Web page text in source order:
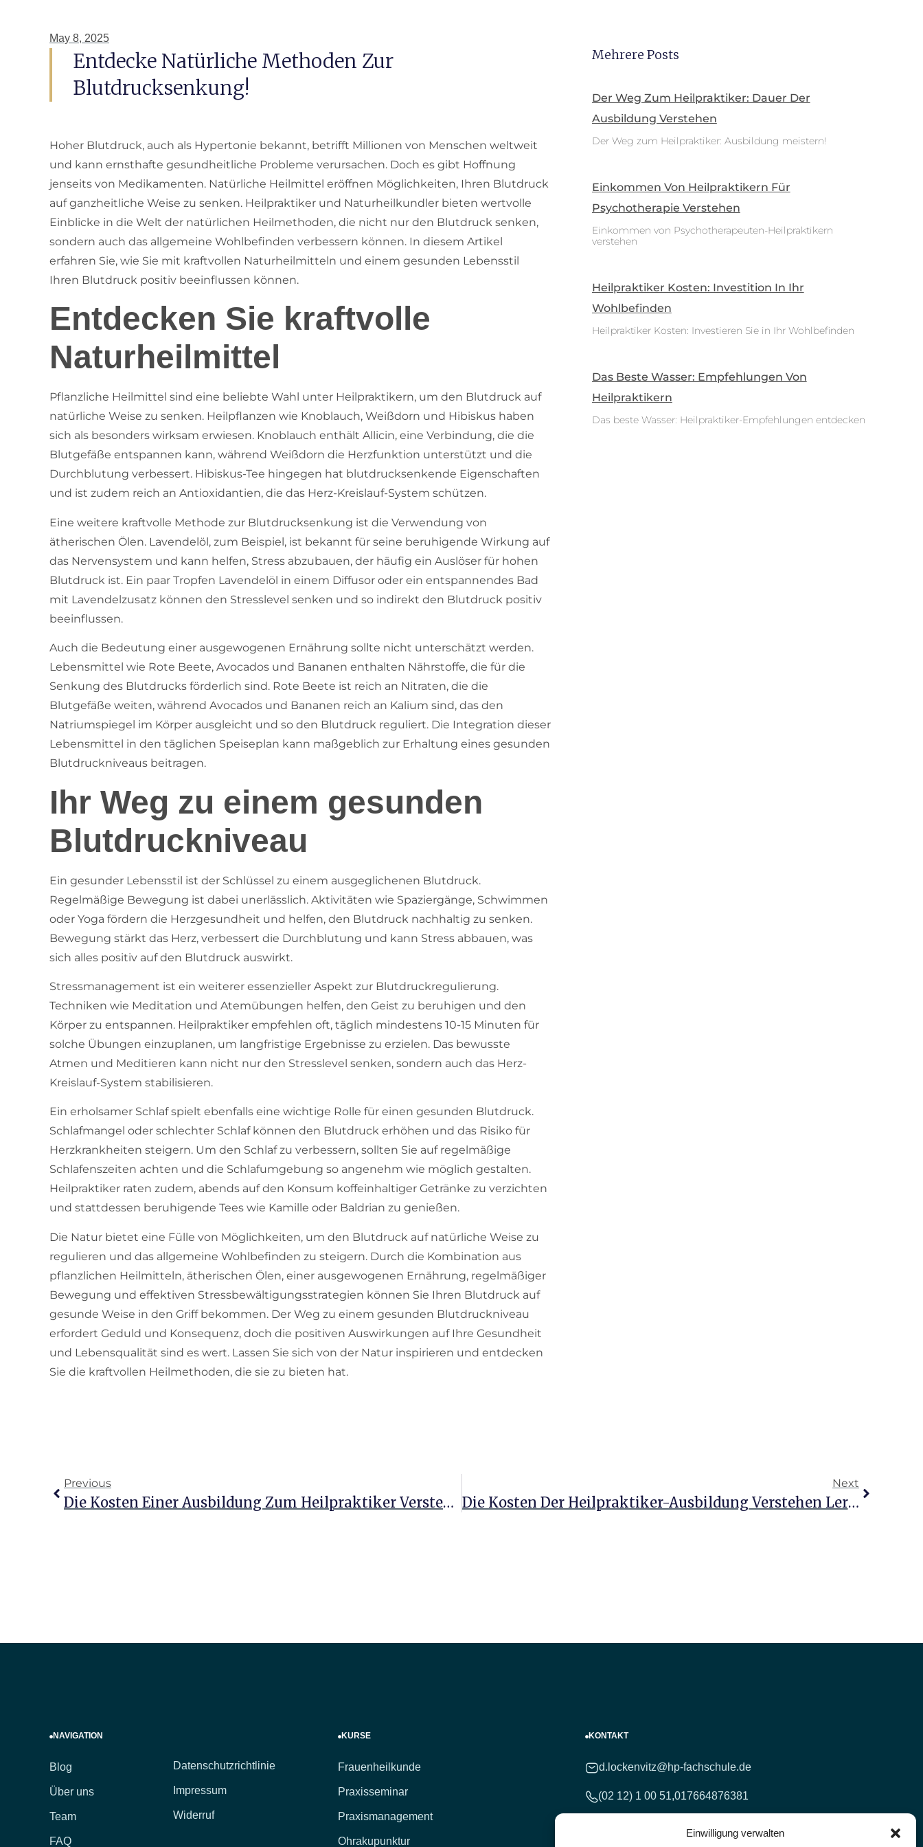
Einwilligung verwalten
May 8, 2025
Entdecke Natürliche Methoden Zur
Blutdrucksenkung!
Hoher Blutdruck, auch als Hypertonie bekannt, betrifft Millionen von Menschen weltweit
und kann ernsthafte gesundheitliche Probleme verursachen. Doch es gibt Hoffnung
jenseits von Medikamenten. Natürliche Heilmittel eröffnen Möglichkeiten, Ihren Blutdruck
auf ganzheitliche Weise zu senken. Heilpraktiker und Naturheilkundler bieten wertvolle
Einblicke in die Welt der natürlichen Heilmethoden, die nicht nur den Blutdruck senken,
sondern auch das allgemeine Wohlbefinden verbessern können. In diesem Artikel
erfahren Sie, wie Sie mit kraftvollen Naturheilmitteln und einem gesunden Lebensstil
Ihren Blutdruck positiv beeinflussen können.
Entdecken Sie kraftvolle
Naturheilmittel
Pflanzliche Heilmittel sind eine beliebte Wahl unter Heilpraktikern, um den Blutdruck auf
natürliche Weise zu senken. Heilpflanzen wie Knoblauch, Weißdorn und Hibiskus haben
sich als besonders wirksam erwiesen. Knoblauch enthält Allicin, eine Verbindung, die die
Blutgefäße entspannen kann, während Weißdorn die Herzfunktion unterstützt und die
Durchblutung verbessert. Hibiskus-Tee hingegen hat blutdrucksenkende Eigenschaften
und ist zudem reich an Antioxidantien, die das Herz-Kreislauf-System schützen.
Eine weitere kraftvolle Methode zur Blutdrucksenkung ist die Verwendung von
ätherischen Ölen. Lavendelöl, zum Beispiel, ist bekannt für seine beruhigende Wirkung auf
das Nervensystem und kann helfen, Stress abzubauen, der häufig ein Auslöser für hohen
Blutdruck ist. Ein paar Tropfen Lavendelöl in einem Diffusor oder ein entspannendes Bad
mit Lavendelzusatz können den Stresslevel senken und so indirekt den Blutdruck positiv
beeinflussen.
Auch die Bedeutung einer ausgewogenen Ernährung sollte nicht unterschätzt werden.
Lebensmittel wie Rote Beete, Avocados und Bananen enthalten Nährstoffe, die für die
Senkung des Blutdrucks förderlich sind. Rote Beete ist reich an Nitraten, die die
Blutgefäße weiten, während Avocados und Bananen reich an Kalium sind, das den
Natriumspiegel im Körper ausgleicht und so den Blutdruck reguliert. Die Integration dieser
Lebensmittel in den täglichen Speiseplan kann maßgeblich zur Erhaltung eines gesunden
Blutdruckniveaus beitragen.
Ihr Weg zu einem gesunden
Blutdruckniveau
Ein gesunder Lebensstil ist der Schlüssel zu einem ausgeglichenen Blutdruck.
Regelmäßige Bewegung ist dabei unerlässlich. Aktivitäten wie Spaziergänge, Schwimmen
oder Yoga fördern die Herzgesundheit und helfen, den Blutdruck nachhaltig zu senken.
Bewegung stärkt das Herz, verbessert die Durchblutung und kann Stress abbauen, was
sich alles positiv auf den Blutdruck auswirkt.
Stressmanagement ist ein weiterer essenzieller Aspekt zur Blutdruckregulierung.
Techniken wie Meditation und Atemübungen helfen, den Geist zu beruhigen und den
Körper zu entspannen. Heilpraktiker empfehlen oft, täglich mindestens 10-15 Minuten für
solche Übungen einzuplanen, um langfristige Ergebnisse zu erzielen. Das bewusste
Atmen und Meditieren kann nicht nur den Stresslevel senken, sondern auch das Herz-
Kreislauf-System stabilisieren.
Ein erholsamer Schlaf spielt ebenfalls eine wichtige Rolle für einen gesunden Blutdruck.
Schlafmangel oder schlechter Schlaf können den Blutdruck erhöhen und das Risiko für
Herzkrankheiten steigern. Um den Schlaf zu verbessern, sollten Sie auf regelmäßige
Schlafenszeiten achten und die Schlafumgebung so angenehm wie möglich gestalten.
Heilpraktiker raten zudem, abends auf den Konsum koffeinhaltiger Getränke zu verzichten
und stattdessen beruhigende Tees wie Kamille oder Baldrian zu genießen.
Die Natur bietet eine Fülle von Möglichkeiten, um den Blutdruck auf natürliche Weise zu
regulieren und das allgemeine Wohlbefinden zu steigern. Durch die Kombination aus
pflanzlichen Heilmitteln, ätherischen Ölen, einer ausgewogenen Ernährung, regelmäßiger
Bewegung und effektiven Stressbewältigungsstrategien können Sie Ihren Blutdruck auf
gesunde Weise in den Griff bekommen. Der Weg zu einem gesunden Blutdruckniveau
erfordert Geduld und Konsequenz, doch die positiven Auswirkungen auf Ihre Gesundheit
und Lebensqualität sind es wert. Lassen Sie sich von der Natur inspirieren und entdecken
Sie die kraftvollen Heilmethoden, die sie zu bieten hat.
Mehrere Posts
Der Weg Zum Heilpraktiker: Dauer Der
Ausbildung Verstehen
Der Weg zum Heilpraktiker: Ausbildung meistern!
Einkommen Von Heilpraktikern Für
Psychotherapie Verstehen
Einkommen von Psychotherapeuten-Heilpraktikern
verstehen
Heilpraktiker Kosten: Investition In Ihr
Wohlbefinden
Heilpraktiker Kosten: Investieren Sie in Ihr Wohlbefinden
Das Beste Wasser: Empfehlungen Von
Heilpraktikern
Das beste Wasser: Heilpraktiker-Empfehlungen entdecken
Previous
Die Kosten Einer Ausbildung Zum Heilpraktiker Verstehen
Next
Die Kosten Der Heilpraktiker-Ausbildung Verstehen Lernen
NAVIGATION
Blog
Über uns
Team
FAQ
Datenschutzrichtlinie
Impressum
Widerruf
KURSE
Frauenheilkunde
Praxisseminar
Praxismanagement
Ohrakupunktur
KONTAKT
d.lockenvitz@hp-fachschule.de
(02 12) 1 00 51,017664876381